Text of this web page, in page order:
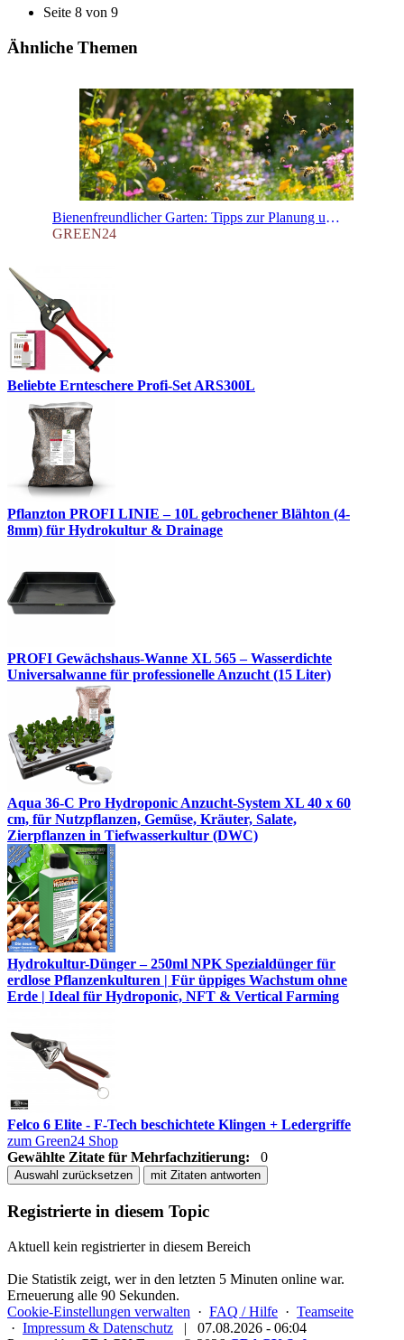
Seite 8 von 9
Ähnliche Themen
Bienenfreundlicher Garten: Tipps zur Planung und Pflanzenauswahl für den Frühling
GREEN24
Beliebte Ernteschere Profi-Set ARS300L
Pflanzton PROFI LINIE – 10L gebrochener Blähton (4-
8mm) für Hydrokultur & Drainage
PROFI Gewächshaus-Wanne XL 565 – Wasserdichte
Universalwanne für professionelle Anzucht (15 Liter)
Aqua 36-C Pro Hydroponic Anzucht-System XL 40 x 60
cm, für Nutzpflanzen, Gemüse, Kräuter, Salate,
Zierpflanzen in Tiefwasserkultur (DWC)
Hydrokultur-Dünger – 250ml NPK Spezialdünger für
erdlose Pflanzenkulturen | Für üppiges Wachstum ohne
Erde | Ideal für Hydroponic, NFT & Vertical Farming
Felco 6 Elite - F-Tech beschichtete Klingen + Ledergriffe
zum Green24 Shop
Gewählte Zitate für Mehrfachzitierung:
0
Auswahl zurücksetzen mit Zitaten antworten
Registrierte in diesem Topic
Aktuell kein registrierter in diesem Bereich
Die Statistik zeigt, wer in den letzten 5 Minuten online war.
Erneuerung alle 90 Sekunden.
Cookie-Einstellungen verwalten · FAQ / Hilfe · Teamseite
· Impressum & Datenschutz |
07.08.2026 - 06:04